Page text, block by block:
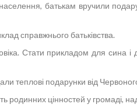
батькам вручили
справжнього батьківства.
Стати прикладом для сина
теплові подарунки від
родинних цінностей у